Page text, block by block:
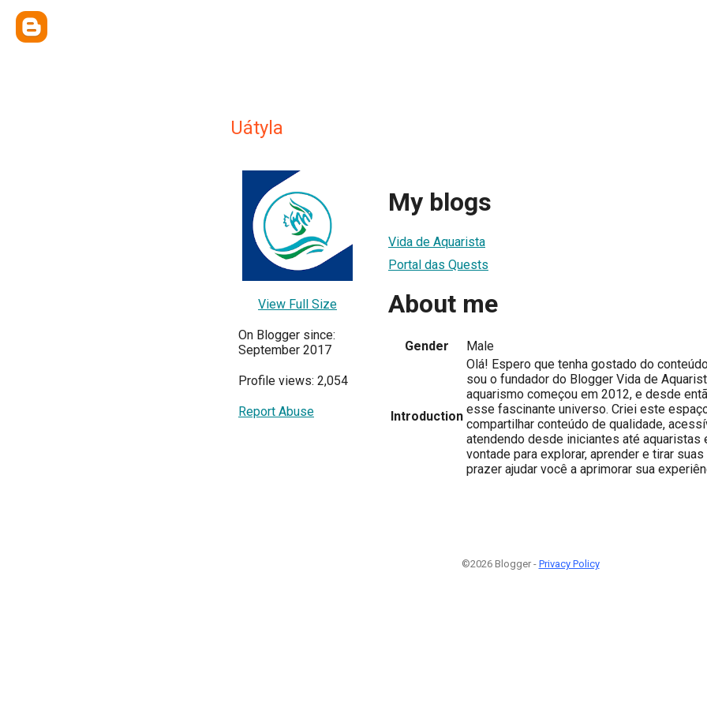
Uátyla
View Full Size
On Blogger since:
September 2017
Profile views: 2,054
Report Abuse
My blogs
Vida de Aquarista
Portal das Quests
About me
Gender Male
Introduction
Olá! Espero que tenha gostado do
sou o fundador do Blogger Vida de
aquarismo começou em 2012, e desde
esse fascinante universo. Criei este
compartilhar conteúdo de qualidade,
atendendo desde iniciantes até aquaristas
vontade para explorar, aprender e tirar
prazer ajudar você a aprimorar sua
©2026 Blogger - Privacy Policy